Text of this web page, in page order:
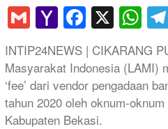
GmailYahoo
Mail
X
INTIP24NEWS | CIKARANG
Masyarakat Indonesia (LAMI)
‘fee’ dari vendor pengadaan
tahun 2020 oleh oknum-
Kabupaten Bekasi.